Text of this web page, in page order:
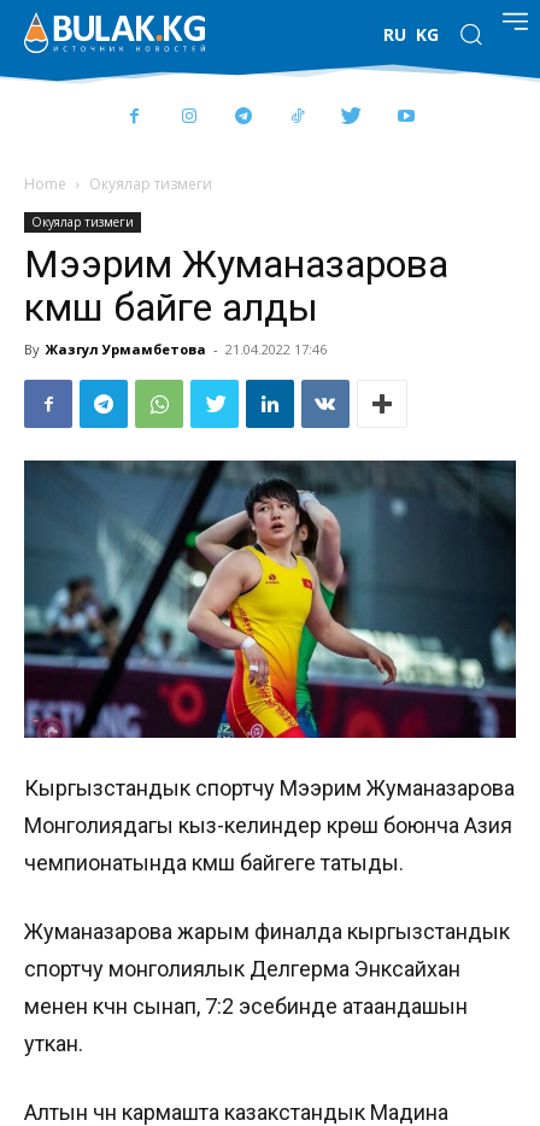
RU KG
Home Окуялар тизмеги
Окуялар тизмеги
Мээрим Жуманазарова
күмүш байге алды
By Жазгул Урмамбетова - 21.04.2022 17:46
Кыргызстандык спортчу Мээрим Жуманазарова
Монголиядагы кыз-келиндер күрөшү боюнча Азия
чемпионатында күмүш байгеге татыды.
Жуманазарова жарым финалда кыргызстандык
спортчу монголиялык Делгерма Энксайхан
менен күчүн сынап, 7:2 эсебинде атаандашын
уткан.
Алтын үчүн кармашта казакстандык Мадина